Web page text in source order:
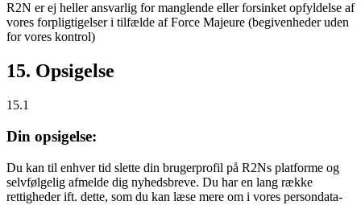
R2N er ej heller ansvarlig for manglende eller forsinket opfyldelse af
vores forpligtigelser i tilfælde af Force Majeure (begivenheder uden
for vores kontrol)
15. Opsigelse
15.1
Din opsigelse:
Du kan til enhver tid slette din brugerprofil på R2Ns platforme og
selvfølgelig afmelde dig nyhedsbreve. Du har en lang række
rettigheder ift. dette, som du kan læse mere om i vores persondata-